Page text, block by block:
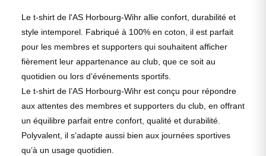
Le t-shirt de l'AS Horbourg-Wihr allie confort, durabilité et
style intemporel. Fabriqué à 100% en coton, il est parfait
pour les membres et supporters qui souhaitent afficher
fièrement leur appartenance au club, que ce soit au
quotidien ou lors d’événements sportifs.
Le t-shirt de l’AS Horbourg-Wihr est conçu pour répondre
aux attentes des membres et supporters du club, en offrant
un équilibre parfait entre confort, qualité et durabilité.
Polyvalent, il s’adapte aussi bien aux journées sportives
qu’à un usage quotidien.